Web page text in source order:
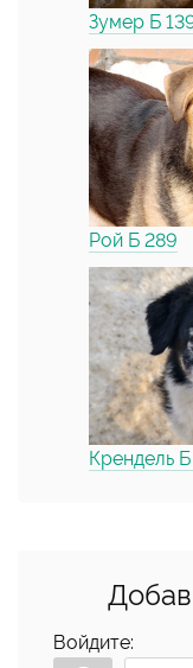
Зумер Б
Рой Б 289
Крендель
Войдите: